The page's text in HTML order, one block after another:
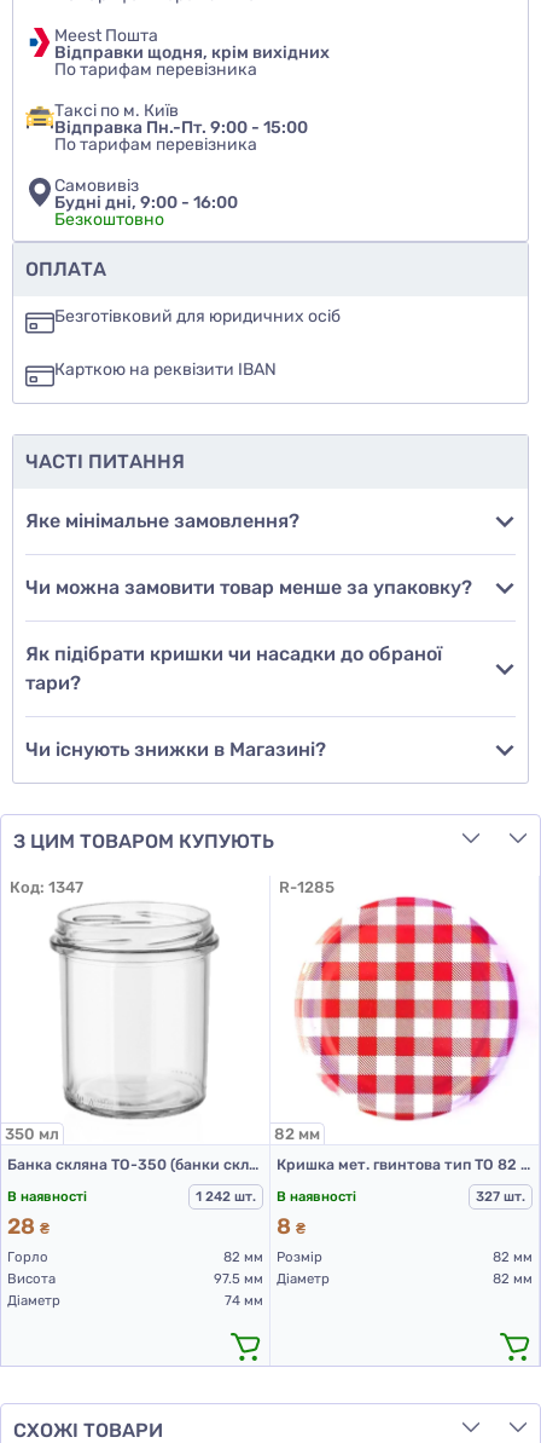
Чи рекомендуєте ви цей товар
так
ще не знаю
Додати відгук
Meest Пошта
Відправки щодня, крім вихідних
По тарифам перевізника
Таксі по м. Київ
Відправка Пн.-Пт. 9:00 - 15:00
По тарифам перевізника
Самовивіз
Будні дні, 9:00 - 16:00
Безкоштовно
ОПЛАТА
Безготівковий для юридичних осіб
Карткою на реквізити IBAN
ЧАСТІ ПИТАННЯ
Яке мінімальне замовлення?
Чи можна замовити товар менше за упаковку?
Як підібрати кришки чи насадки до обраної
тари?
Чи існують знижки в Магазині?
З ЦИМ ТОВАРОМ КУПУЮТЬ
Код: 1347
350 мл
Банка скляна ТО-350 (банки скляні 350 мл)
В наявності
1 242 шт.
28 ₴
Горло
82 мм
Висота
97.5 мм
Діаметр
74 мм
R-1285
82 мм
Кришка мет. гвинтова тип ТО 82 в асорт. RTS PST (Червона клітина)
В наявності
327 шт.
8 ₴
Розмір
82 мм
Діаметр
82 мм
СХОЖІ ТОВАРИ